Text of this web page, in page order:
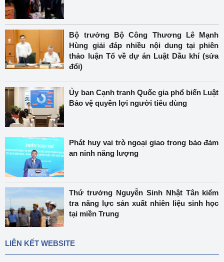
Bộ trưởng Bộ Công Thương Lê Mạnh
Hùng giải đáp nhiều nội dung tại phiên
thảo luận Tổ về dự án Luật Dầu khí (sửa
đổi)
Ủy ban Cạnh tranh Quốc gia phổ biến Luật
Bảo vệ quyền lợi người tiêu dùng
Phát huy vai trò ngoại giao trong bảo đảm
an ninh năng lượng
Thứ trưởng Nguyễn Sinh Nhật Tân kiểm
tra năng lực sản xuất nhiên liệu sinh học
tại miền Trung
LIÊN KẾT WEBSITE